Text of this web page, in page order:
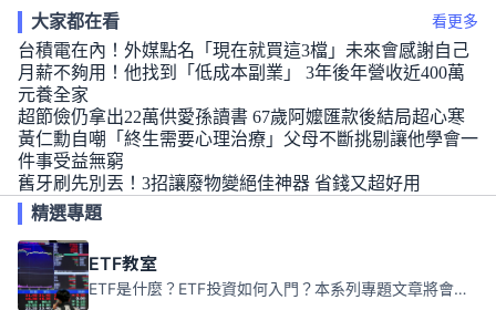
大家都在看 看更多
台積電在內！外媒點名「現在就買這3檔」未來會感謝自己
月薪不夠用！他找到「低成本副業」 3年後年營收近400萬
元養全家
超節儉仍拿出22萬供愛孫讀書 67歲阿嬤匯款後結局超心寒
黃仁勳自嘲「終生需要心理治療」父母不斷挑剔讓他學會一
件事受益無窮
舊牙刷先別丟！3招讓廢物變絕佳神器 省錢又超好用
精選專題
ETF教室
ETF是什麼？ETF投資如何入門？本系列專題文章將會告訴你新手必須知道的ETF基礎知識。